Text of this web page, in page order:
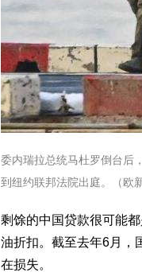
委内瑞拉总统马杜罗倒台后
到纽约联邦法院出庭。（欧新
剩馀的中国贷款很可能
油折扣。截至去年6月，
在损失。